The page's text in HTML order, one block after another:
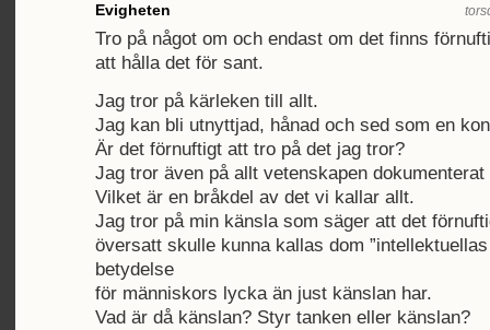
Evigheten
Tro på något om och endast om det finns
att hålla det för sant.
Jag tror på kärleken till allt.
Jag kan bli utnyttjad, hånad och sed som en
Är det förnuftigt att tro på det jag tror?
Jag tror även på allt vetenskapen
Vilket är en bråkdel av det vi kallar allt.
Jag tror på min känsla som säger att det
översatt skulle kunna kallas dom
betydelse
för människors lycka än just känslan har.
Vad är då känslan? Styr tanken eller känslan?